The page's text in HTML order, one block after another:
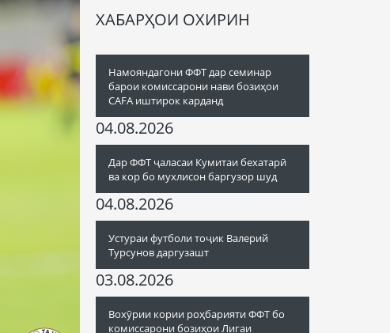
ХАБАРҲОИ ОХИРИН
Намояндагони ФФТ дар семинар
барои комиссарони нави бозиҳои
CAFA иштирок карданд
04.08.2026
Дар ФФТ ҷаласаи Кумитаи бехатарӣ
ва кор бо мухлисон баргузор шуд
04.08.2026
Устураи футболи тоҷик Валерий
Турсунов даргузашт
03.08.2026
Вохӯрии кории роҳбарияти ФФТ бо
комиссарони бозиҳои Лигаи